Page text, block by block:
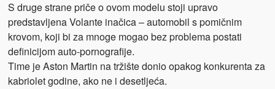
S druge strane priče o ovom modelu stoji upravo
predstavljena Volante inačica – automobil s pomičnim
krovom, koji bi za mnoge mogao bez problema postati
definicijom auto-pornografije.
Time je Aston Martin na tržište donio opakog konkurenta za
kabriolet godine, ako ne i desetljeća.